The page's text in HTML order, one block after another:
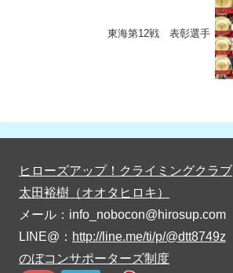
東海第12戦 表彰選手
ヒローズアップ！クライミングクラブ
太田裕樹（オオタヒロキ）
メール：info_nobocon@hirosup.com
LINE@： http://line.me/ti/p/@dtt8749z
のぼコンサポーターズ制度